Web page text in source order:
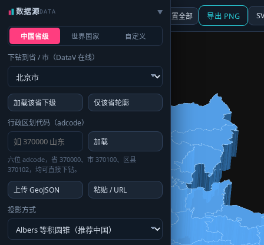
☰ 面板 地图 重置全部 导出 PNG
数据源DATA ▶
中国省级 世界国家 自定义
下钻到省 / 市（DataV 在线）
加载该省下级
仅该省轮廓
行政区划代码（adcode）
加载
六位 adcode，省 370000、市 370100、区县
370102，均可直接下钻。
上传 GeoJSON
粘贴 / URL
投影方式